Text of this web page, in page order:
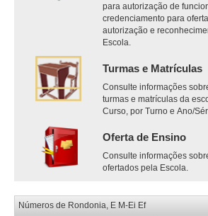
para autorização de
credenciamento para
autorização e
Escola.
Turmas e Matrículas
Consulte informações
turmas e matrículas da
Curso, por Turno e Ano/
Oferta de Ensino
Consulte informações
ofertados pela Escola.
Números de Rondonia, E M-Ei Ef